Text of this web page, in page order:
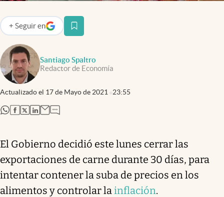
Argentina
Santiago Spaltro
Redactor de Economía
Actualizado el 17 de Mayo de 2021 23:55
+ Seguir en
abre en nueva pestaña
abre en nueva pestaña
abre en nueva pestaña
abre en nueva pestaña
abre en nueva pestaña
El Gobierno decidió este lunes cerrar las
exportaciones de carne durante 30 días, para
intentar contener la suba de precios en los
alimentos y controlar lainflación.